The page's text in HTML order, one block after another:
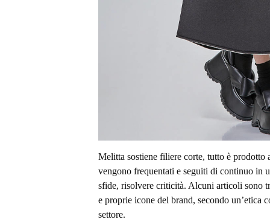
Melitta sostiene filiere corte, tutto è prodotto
vengono frequentati e seguiti di continuo in
sfide, risolvere criticità. Alcuni articoli sono
e proprie icone del brand, secondo un’etica
settore.